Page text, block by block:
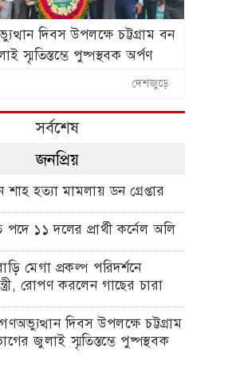
দিবস উপলক্ষে চট্টগ্রাম বন
স্মৃতিস্তম্ভে পুষ্পস্থবক অর্পণ
দেশজুড়ে
সর্বশেষ
জনপ্রিয়
শাহ হত্যা মামলায় ডন গ্রেপ্তার
পদে ১১ দলের প্রার্থী কর্নেল অলি
মেগা প্রকল্প পরিদর্শনে
রোপণ করলেন গাছের চারা
দিবস উপলক্ষে চট্টগ্রাম
জুলাই স্মৃতিস্তম্ভে পুষ্পস্থবক